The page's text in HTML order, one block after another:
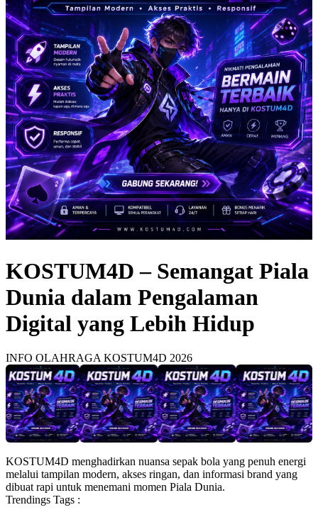
KOSTUM4D – Semangat Piala
Dunia dalam Pengalaman
Digital yang Lebih Hidup
INFO OLAHRAGA KOSTUM4D 2026
KOSTUM4D menghadirkan nuansa sepak bola yang penuh energi
melalui tampilan modern, akses ringan, dan informasi brand yang
dibuat rapi untuk menemani momen Piala Dunia.
Trendings Tags :